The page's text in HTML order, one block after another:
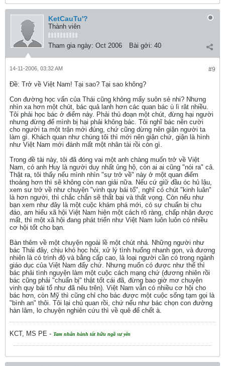
KetCauTu'?
Thành viên
Tham gia ngày: Oct 2006 Bài gởi: 40
#9
14-11-2006, 03:32 AM
Ðề: Trở về Việt Nam! Tại sao? Tại sao không?
Con đường học vấn của Thái cũng không mấy suôn sẻ nhi? Nhưng
nhìn xa hơn một chút, bác quả lanh hơn các quan bác ù lì rât nhiều.
Tôi phải học bác ở điểm này. Phải thủ đoạn một chút, đừng hại người
nhưng đừng để mình bị hại phải không bác. Tôi nghĩ bác nên cười
cho người ta một trận mới đúng, chứ cũng dừng nên giận người ta
làm gì. Khách quan như chúng tôi thì mới nên giận chứ, giận là hình
như Việt Nam mới đánh mất một nhân tài rồi còn gì.
Trong đề tài này, tôi đã đóng vai một anh chàng muốn trở về Việt
Nam, có anh Huy là người duy nhất ủng hộ, còn ai ai cũng "nói ra" cả.
Thật ra, tôi thấy nếu mình nhìn "sự trở về" này ở một quan điểm
thoáng hơn thì sẽ không còn nan giải nữa. Nếu cứ giữ đầu óc hủ lậu,
xem sư trở về như chuyện "vinh quy bái tổ", nghĩ có chút "kinh luân"
là hơn người, thì chắc chắn sẽ thất bại và thất vọng. Còn nếu như
bạn xem như đây là một cuộc khám phá mới, có sự chuẩn bị chu
đáo, am hiểu xã hội Việt Nam hiện một cách rõ ràng, chấp nhận được
mất, thì một xã hội đang phát triển như Việt Nam luôn luôn có nhiều
cơ hội tốt cho bạn.
Bàn thêm về một chuyện ngoài lề một chút nhá. Những người như
bác Thái đây, chịu khó học hỏi, xử lý tình huống nhanh gọn, và đương
nhiên là có trình độ và bằng cấp cao, là loại người cần có trong ngành
giáo dục của Việt Nam đấy chứ. Nhưng muốn có được như thế thì
bác phải tình nguyện làm một cuộc cách mạng chứ (đương nhiên rồi
bác cũng phải "chuẩn bị" thật tốt cái đã, đừng bao giờ mơ chuyện
vinh quy bái tổ như đã nêu trên). Việt Nam vẫn có nhiều cơ hội cho
bác hơn, còn Mỹ thì cũng chỉ cho bác được một cuộc sống tạm gọi là
"bình an" thôi. Tôi lại chủ quan rồi, chứ nếu như bác chọn con đường
hàn lâm, lo chuyện nghiên cứu thì về quê để chết à.
KCT, MS PE - Tam nhân hành tất hữu ngã sư yên